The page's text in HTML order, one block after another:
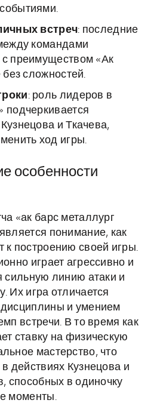
встреч: последние
командами
преимуществом «Ак
без сложностей.
: роль лидеров в
подчеркивается
и Ткачева,
ход игры.
особенности
«ак барс металлург
понимание, как
к построению своей игры.
играет агрессивно и
сильную линию атаки и
Их игра отличается
и умением
встречи. В то время как
ставку на физическую
мастерство, что
действиях Кузнецова и
способных в одиночку
моменты.